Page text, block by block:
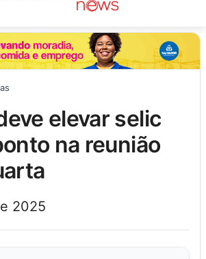
na reunião
2025